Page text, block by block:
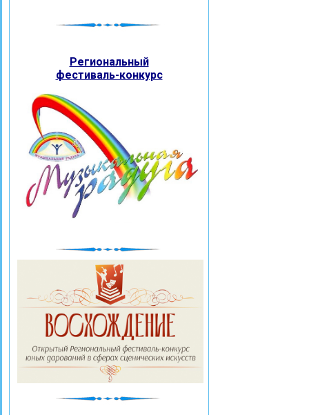
Региональный
фестиваль-конкурс